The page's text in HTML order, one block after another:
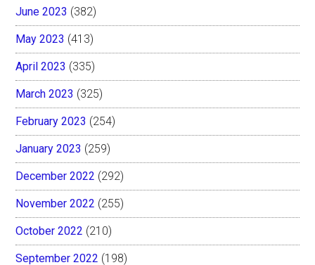
June 2023 (382)
May 2023 (413)
April 2023 (335)
March 2023 (325)
February 2023 (254)
January 2023 (259)
December 2022 (292)
November 2022 (255)
October 2022 (210)
September 2022 (198)